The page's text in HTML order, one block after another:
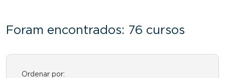
Foram encontrados: 76 cursos
Ordenar por: